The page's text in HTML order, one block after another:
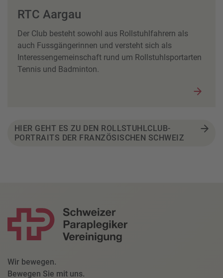
RTC Aargau
Der Club besteht sowohl aus Rollstuhlfahrern als
auch Fussgängerinnen und versteht sich als
Interessengemeinschaft rund um Rollstuhlsportarten
Tennis und Badminton.
HIER GEHT ES ZU DEN ROLLSTUHLCLUB-
PORTRAITS DER FRANZÖSISCHEN SCHWEIZ
Wir bewegen.
Bewegen Sie mit uns.